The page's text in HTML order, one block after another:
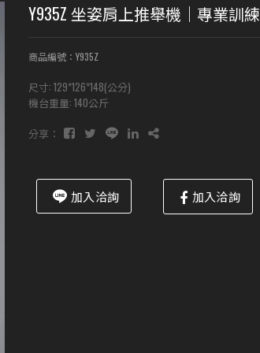
Y935Z 坐姿肩上推舉機｜專業訓
商品編號：Y935Z
尺寸: 129*126*148(公分)
機台重量: 140公斤
分享：
加入洽詢 加入洽詢